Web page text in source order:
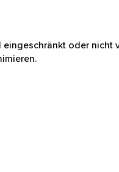
oder nicht